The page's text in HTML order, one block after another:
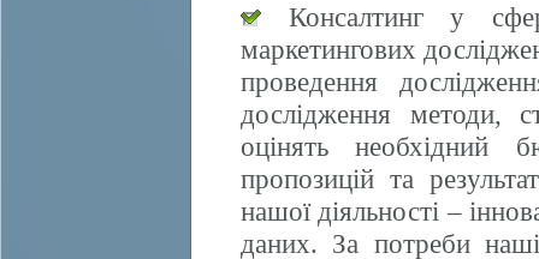
Консалтинг у
маркетингових
проведення
дослідження методи,
оцінять необхідний
пропозицій та
нашої діяльності –
даних. За потреби